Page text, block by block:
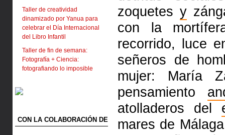
Taller de creatividad
dinamizado por Yanua para
celebrar el Día Internacional
del Libro Infantil
Taller de fin de semana:
Fotografía + Ciencia:
fotografiando lo imposible
CON LA COLABORACIÓN DE
zoquetes y
con la
recorrido, luce
señeros de
mujer: María
pensamiento
atolladeros del
mares de